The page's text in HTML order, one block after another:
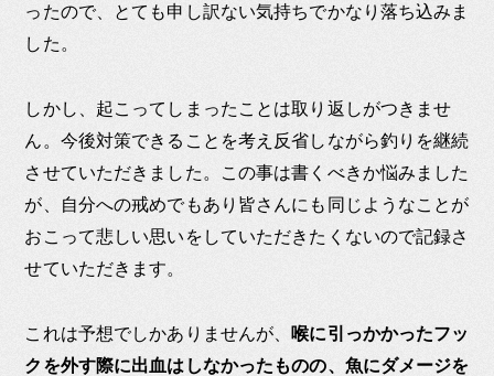
ったので、とても申し訳ない気持ちでかなり落ち込みま
した。
しかし、起こってしまったことは取り返しがつきませ
ん。今後対策できることを考え反省しながら釣りを継続
させていただきました。この事は書くべきか悩みました
が、自分への戒めでもあり皆さんにも同じようなことが
おこって悲しい思いをしていただきたくないので記録さ
せていただきます。
これは予想でしかありませんが、 喉に引っかかったフッ
クを外す際に出血はしなかったものの、魚にダメージを